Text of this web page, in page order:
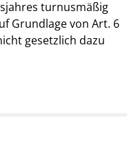
turnusmäßig
Grundlage von Art. 6
gesetzlich dazu